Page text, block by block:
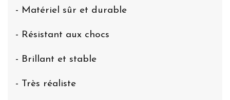
- Matériel sûr et durable
- Résistant aux chocs
- Brillant et stable
- Très réaliste